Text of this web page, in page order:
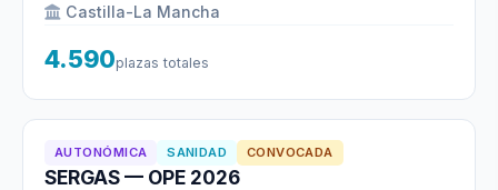
Castilla-La Mancha
4.590plazas totales
AUTONÓMICA SANIDAD CONVOCADA
SERGAS — OPE 2026